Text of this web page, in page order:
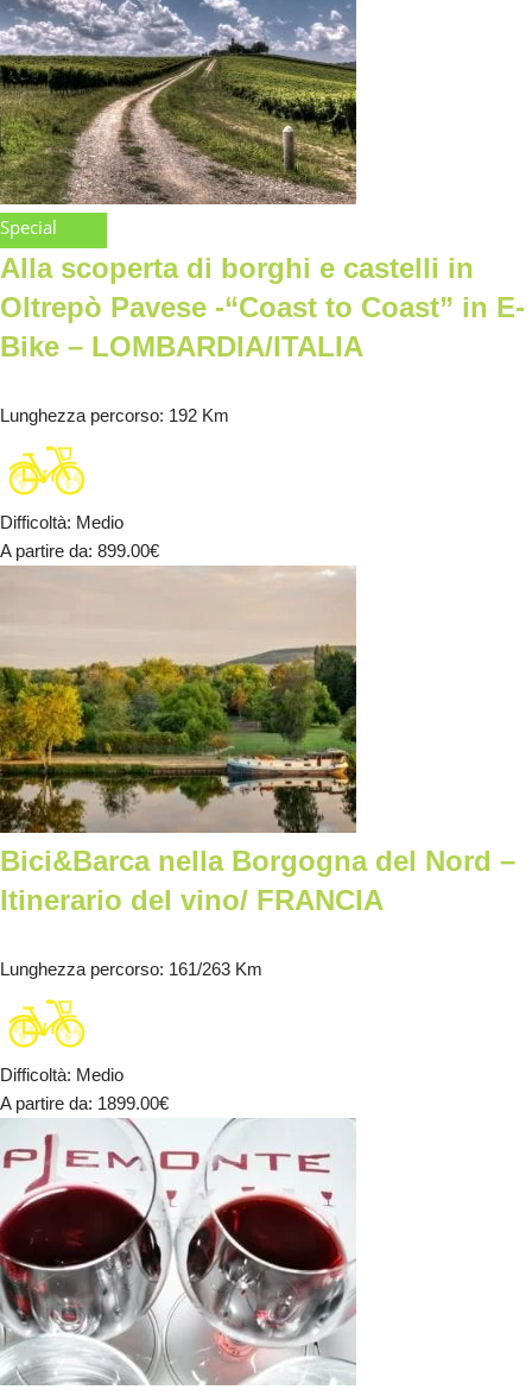
Special
Alla scoperta di borghi e castelli in
Oltrepò Pavese -“Coast to Coast” in E-
Bike – LOMBARDIA/ITALIA
Lunghezza percorso: 192 Km
Difficoltà: Medio
A partire da: 899.00€
Bici&Barca nella Borgogna del Nord –
Itinerario del vino/ FRANCIA
Lunghezza percorso: 161/263 Km
Difficoltà: Medio
A partire da: 1899.00€